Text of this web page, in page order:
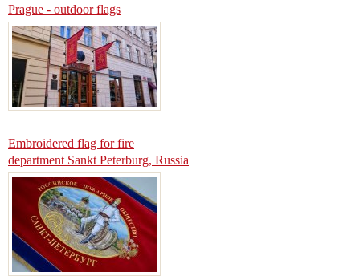
Prague - outdoor flags
Embroidered flag for fire
department Sankt Peterburg, Russia